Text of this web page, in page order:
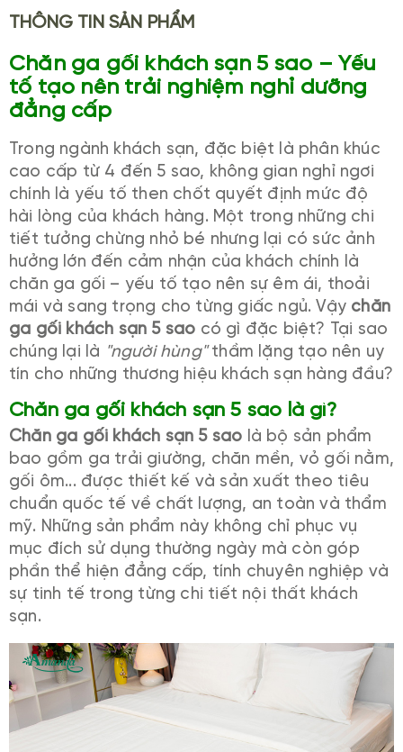
THÔNG TIN SẢN PHẨM
Chăn ga gối khách sạn 5 sao – Yếu
tố tạo nên trải nghiệm nghỉ dưỡng
đẳng cấp
Trong ngành khách sạn, đặc biệt là phân khúc
cao cấp từ 4 đến 5 sao, không gian nghỉ ngơi
chính là yếu tố then chốt quyết định mức độ
hài lòng của khách hàng. Một trong những chi
tiết tưởng chừng nhỏ bé nhưng lại có sức ảnh
hưởng lớn đến cảm nhận của khách chính là
chăn ga gối – yếu tố tạo nên sự êm ái, thoải
mái và sang trọng cho từng giấc ngủ. Vậy chăn
ga gối khách sạn 5 sao có gì đặc biệt? Tại sao
chúng lại là "người hùng"thầm lặng tạo nên uy
tín cho những thương hiệu khách sạn hàng đầu?
Chăn ga gối khách sạn 5 sao là gì?
Chăn ga gối khách sạn 5 sao là bộ sản phẩm
bao gồm ga trải giường, chăn mền, vỏ gối nằm,
gối ôm... được thiết kế và sản xuất theo tiêu
chuẩn quốc tế về chất lượng, an toàn và thẩm
mỹ. Những sản phẩm này không chỉ phục vụ
mục đích sử dụng thường ngày mà còn góp
phần thể hiện đẳng cấp, tính chuyên nghiệp và
sự tinh tế trong từng chi tiết nội thất khách
sạn.